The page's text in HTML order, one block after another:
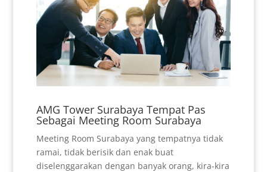
AMG Tower Surabaya Tempat Pas
Sebagai Meeting Room Surabaya
Meeting Room Surabaya yang tempatnya tidak
ramai, tidak berisik dan enak buat
diselenggarakan dengan banyak orang, kira-kira